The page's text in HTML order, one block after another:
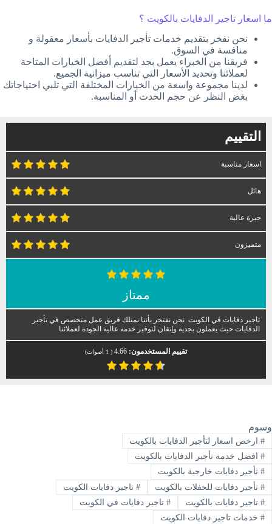
ما اسعار تاجير الدفايات بالكويت ؟
نحن نفخر بتقديم خدمات تأجير الدفايات بأسعار معقولة و
منافسة في السوق.
فريقنا من الخبراء يعمل بجد لتقديم أفضل الخيارات المتاحة
لعملائنا وتحديد الأسعار التي تناسب ميزانية الجميع.
لدينا مجموعة واسعة من الخيارات المختلفة التي تلبي احتياجاتك
بغض النظر عن حجم الحدث أو المناسبة.
التقييم
اسعار مناسبة
هائل
خبرة عالية
متميزون
ممتاز
تاجير دفايات في الكويت نحن نفتخر بأننا نمتلك فريق عمل متخصص في تأجير
الدفايات حيث يعملون بجدية وإتقان لتوفير خدمة عالية الجودة لعملائنا
تقييم المستخدمون: 4.66
(
1 أصوات)
وسوم
#ارخص اسعار لتأجير الدفايات بالكويت
#افضل خدمة تأجير الدفايات بالكويت
#تأجير دفايات خارجية بالكويت
#تأجير دفايات للحفلات بالكويت #تاجير دفايات الكويت
#تاجير دفايات بالكويت #تاجير دفايات في الكويت
#خدمات تاجير دفايات الكويت